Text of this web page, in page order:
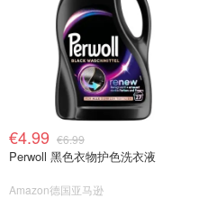
€4.99 €6.99
Perwoll 黑色衣物护色洗衣液
Amazon德国亚马逊